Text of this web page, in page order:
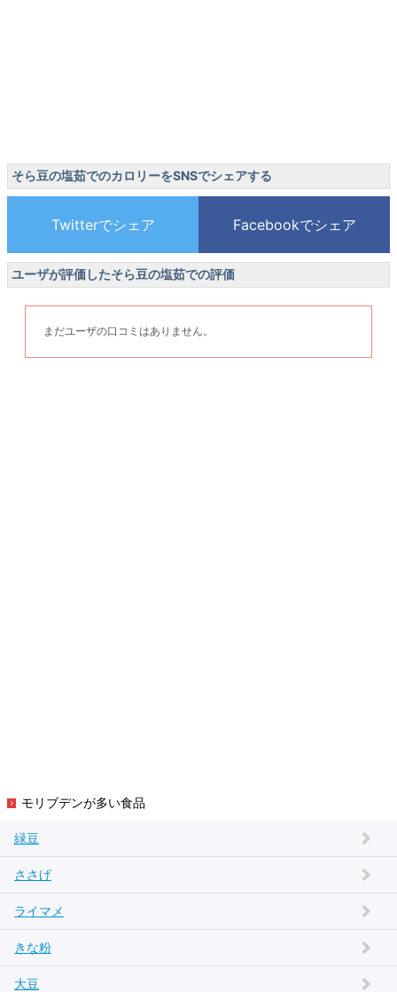
そら豆の塩茹でのカロリーをSNSでシェアする
ユーザが評価したそら豆の塩茹での評価
まだユーザの口コミはありません。
モリブデンが多い食品
緑豆
ささげ
ライマメ
きな粉
大豆